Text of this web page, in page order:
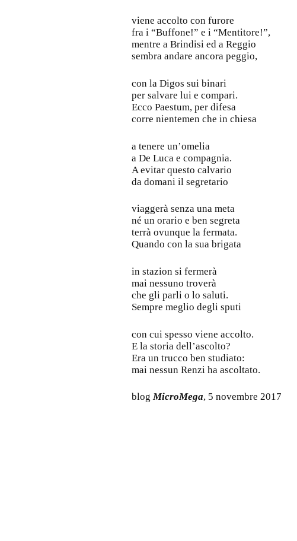
viene accolto con furore
fra i “Buffone!” e i “Mentitore!”,
mentre a Brindisi ed a Reggio
sembra andare ancora peggio,
con la Digos sui binari
per salvare lui e compari.
Ecco Paestum, per difesa
corre nientemen che in chiesa
a tenere un’omelia
a De Luca e compagnia.
A evitar questo calvario
da domani il segretario
viaggerà senza una meta
né un orario e ben segreta
terrà ovunque la fermata.
Quando con la sua brigata
in stazion si fermerà
mai nessuno troverà
che gli parli o lo saluti.
Sempre meglio degli sputi
con cui spesso viene accolto.
E la storia dell’ascolto?
Era un trucco ben studiato:
mai nessun Renzi ha ascoltato.
blogMicroMega, 5 novembre 2017